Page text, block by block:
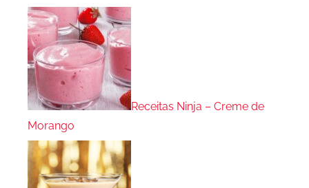
Receitas Ninja – Creme de
Morango